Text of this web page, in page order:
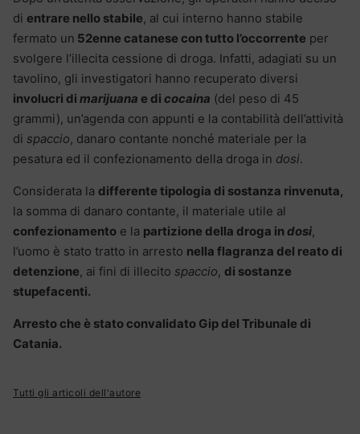
di entrare nello stabile, al cui interno hanno stabile
fermato un 52enne catanese con tutto l’occorrente per
svolgere l’illecita cessione di droga. Infatti, adagiati su un
tavolino, gli investigatori hanno recuperato diversi
involucri di marijuana e di cocaina (del peso di 45
grammi), un’agenda con appunti e la contabilità dell’attività
di spaccio, danaro contante nonché materiale per la
pesatura ed il confezionamento della droga in dosi.
Considerata la differente tipologia di sostanza rinvenuta,
la somma di danaro contante, il materiale utile al
confezionamento e la partizione della droga indosi,
l’uomo è stato tratto in arresto nella flagranza del reato di
detenzione, ai fini di illecito spaccio, di sostanze
stupefacenti.
Arresto che è stato convalidato Gip del Tribunale di
Catania.
Tutti gli articoli dell'autore